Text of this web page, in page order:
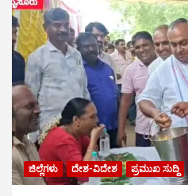
ಜಿಲ್ಲೆಗಳು ದೇಶ-ವಿದೇಶ ಪ್ರಮುಖ ಸುದ್ದಿ